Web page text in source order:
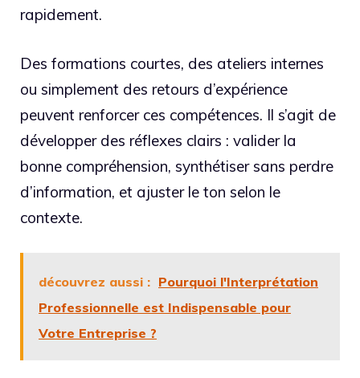
rapidement.
Des formations courtes, des ateliers internes
ou simplement des retours d’expérience
peuvent renforcer ces compétences. Il s’agit de
développer des réflexes clairs : valider la
bonne compréhension, synthétiser sans perdre
d’information, et ajuster le ton selon le
contexte.
découvrez aussi : Pourquoi l'Interprétation
Professionnelle est Indispensable pour
Votre Entreprise ?